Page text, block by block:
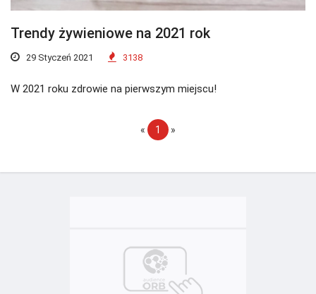
Trendy żywieniowe na 2021 rok
29 Styczeń 2021 3138
W 2021 roku zdrowie na pierwszym miejscu!
« 1 »